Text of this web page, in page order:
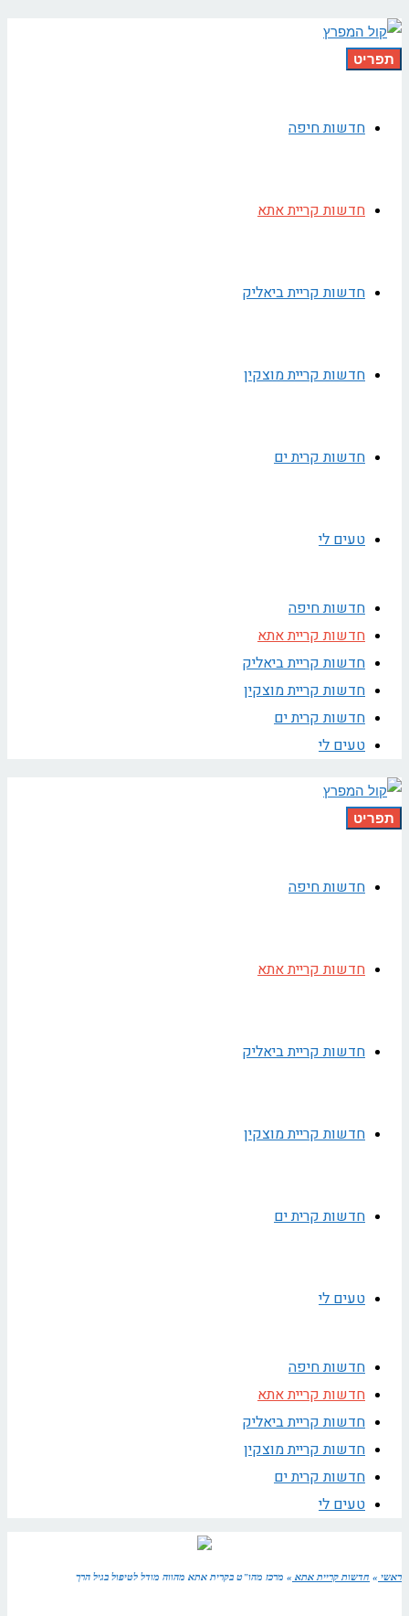
תפריט
חדשות חיפה
חדשות קריית אתא
חדשות קריית ביאליק
חדשות קריית מוצקין
חדשות קרית ים
טעים לי
חדשות חיפה
חדשות קריית אתא
חדשות קריית ביאליק
חדשות קריית מוצקין
חדשות קרית ים
טעים לי
תפריט
חדשות חיפה
חדשות קריית אתא
חדשות קריית ביאליק
חדשות קריית מוצקין
חדשות קרית ים
טעים לי
חדשות חיפה
חדשות קריית אתא
חדשות קריית ביאליק
חדשות קריית מוצקין
חדשות קרית ים
טעים לי
ראשי » חדשות קריית אתא » מרכז מהו"ט בקרית אתא מהווה מודל לטיפול בגיל הרך